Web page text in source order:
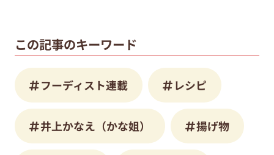
この記事のキーワード
フーディスト連載 レシピ
井上かなえ（かな姐） 揚げ物